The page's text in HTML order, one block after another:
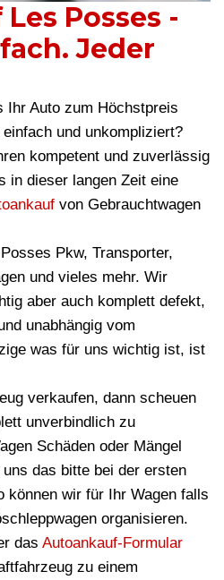
Posses -
Jeder
Ihr Auto zum Höchstpreis
und unkompliziert?
kompetent und zuverlässig
in dieser langen Zeit eine
von Gebrauchtwagen
Pkw, Transporter,
und vieles mehr. Wir
aber auch komplett defekt,
unabhängig vom
was für uns wichtig ist, ist
verkaufen, dann scheuen
unverbindlich zu
Schäden oder Mängel
das bitte bei der ersten
können wir für Ihr Wagen falls
organisieren.
das Autoankauf-Formular
zu einem